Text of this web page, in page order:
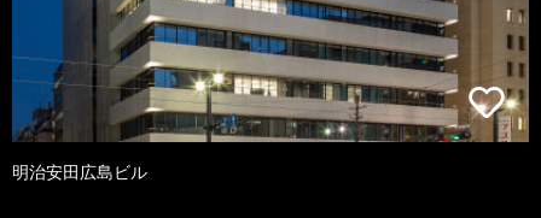
明治安田広島ビル